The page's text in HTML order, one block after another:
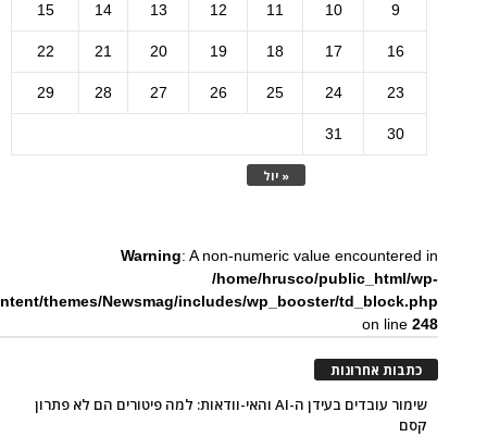
« יול
9
10
11
12
13
14
15
16
17
18
19
20
21
22
23
24
25
26
27
28
29
30
31
Warning: A non-numeric value encountered in
/home/hrusco/public_html/wp-
themes/Newsmag/includes/wp_booster/td_block.php
on line248
כתבות אחרונות
שימור עובדים בעידן ה-AI והאי-וודאות: למה פיטורים הם לא פתרון
קסם